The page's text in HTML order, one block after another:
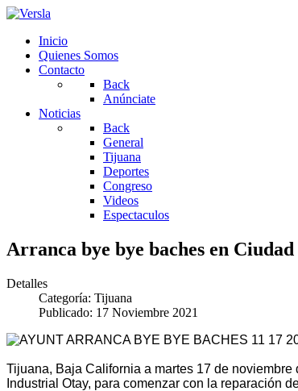
Inicio
Quienes Somos
Contacto
Back
Anúnciate
Noticias
Back
General
Tijuana
Deportes
Congreso
Videos
Espectaculos
Arranca bye bye baches en
Detalles
Categoría: Tijuana
Publicado: 17 Noviembre 2021
Tijuana, Baja California a martes 17 de
Industrial Otay, para comenzar con la reparación